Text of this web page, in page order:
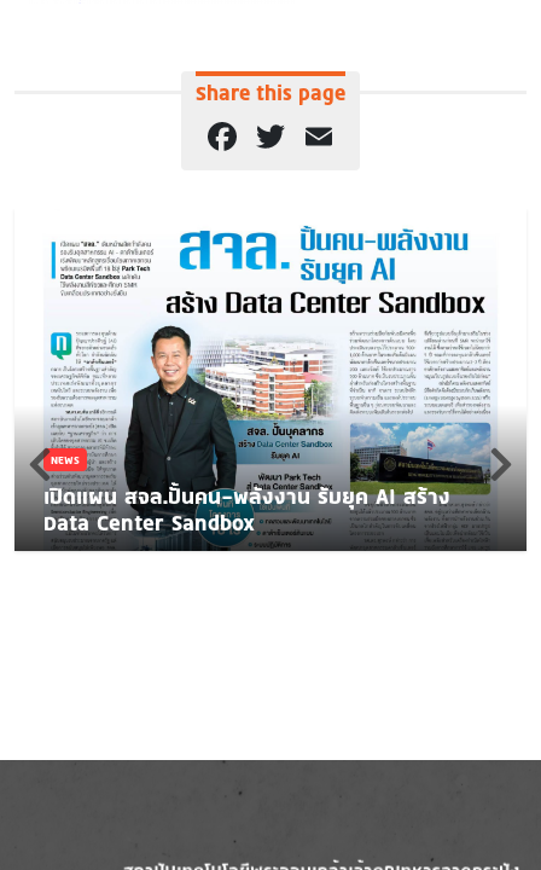
Share this page
Facebook
Twitter
NEWS
เปิดแผน สจล.ปั้นคน-พลังงาน รับยุค AI สร้าง
Data Center Sandbox
Image